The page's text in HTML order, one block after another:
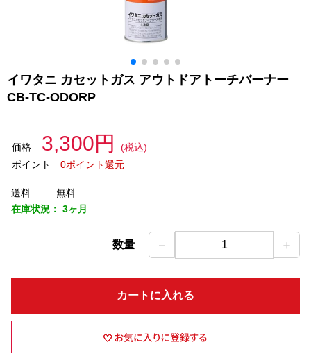
イワタニ カセットガス アウトドアトーチバーナー
CB-TC-ODORP
価格 3,300円
(税込)
ポイント
0ポイント還元
送料
無料
在庫状況： 3ヶ月
数量 － 1 ＋
カートに入れる